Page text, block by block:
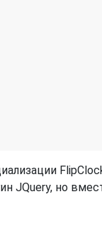
JQuery, но